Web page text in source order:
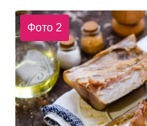
Фото 2